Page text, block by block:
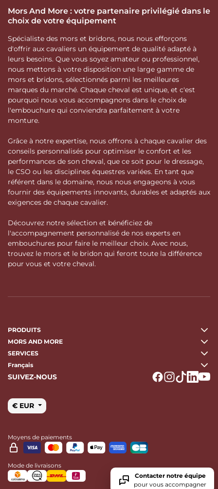
Mors And More : votre partenaire privilégié dans le
choix de votre équipement
Spécialiste des mors et bridons, nous nous efforçons
d'offrir aux cavaliers un équipement de qualité adapté à
leurs besoins. Que vous soyez amateur ou professionnel,
nous mettons à votre disposition une large gamme de
mors et bridons, sélectionnés parmi les meilleures
marques du marché. Chaque cheval est unique, et c'est
pourquoi nous vous accompagnons dans le choix de
l'embouchure qui conviendra parfaitement à votre
monture.
Grâce à notre expertise, nous offrons à chaque cavalier des
conseils personnalisés pour optimiser le confort et les
performances de son cheval, que ce soit pour le dressage,
le CSO ou les disciplines équestres variées. En tant que
référent dans le domaine, nous nous engageons à vous
fournir des équipements innovants, durables et adaptés aux
exigences de chaque cavalier.
Découvrez notre sélection et bénéficiez de
l'accompagnement personnalisé de nos experts en
embouchures pour faire le meilleur choix. Avec nous,
trouvez le mors et le bridon qui feront toute la différence
pour vous et votre cheval.
PRODUITS
MORS AND MORE
SERVICES
Français
SUIVEZ-NOUS
€ EUR
Moyens de paiements
Mode de livraisons
Contacter notre équipe
pour vous accompagner